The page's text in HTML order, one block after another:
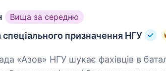
Вища за середню
спеціального призначення НГУ